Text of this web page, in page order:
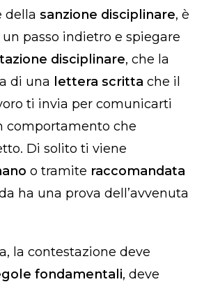
della sanzione disciplinare, è
passo indietro e spiegare
disciplinare, che la
di una
lettera scritta che il
ti invia per comunicarti
comportamento che
Di solito ti viene
o tramite raccomandata
ha una prova dell’avvenuta
la contestazione deve
fondamentali, deve